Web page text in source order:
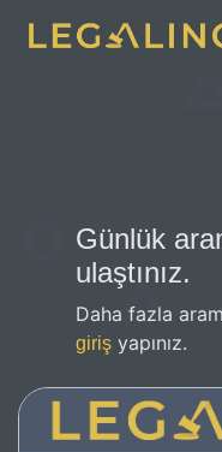
Günlük
ulaştınız.
Daha fazla
giriş yapınız.